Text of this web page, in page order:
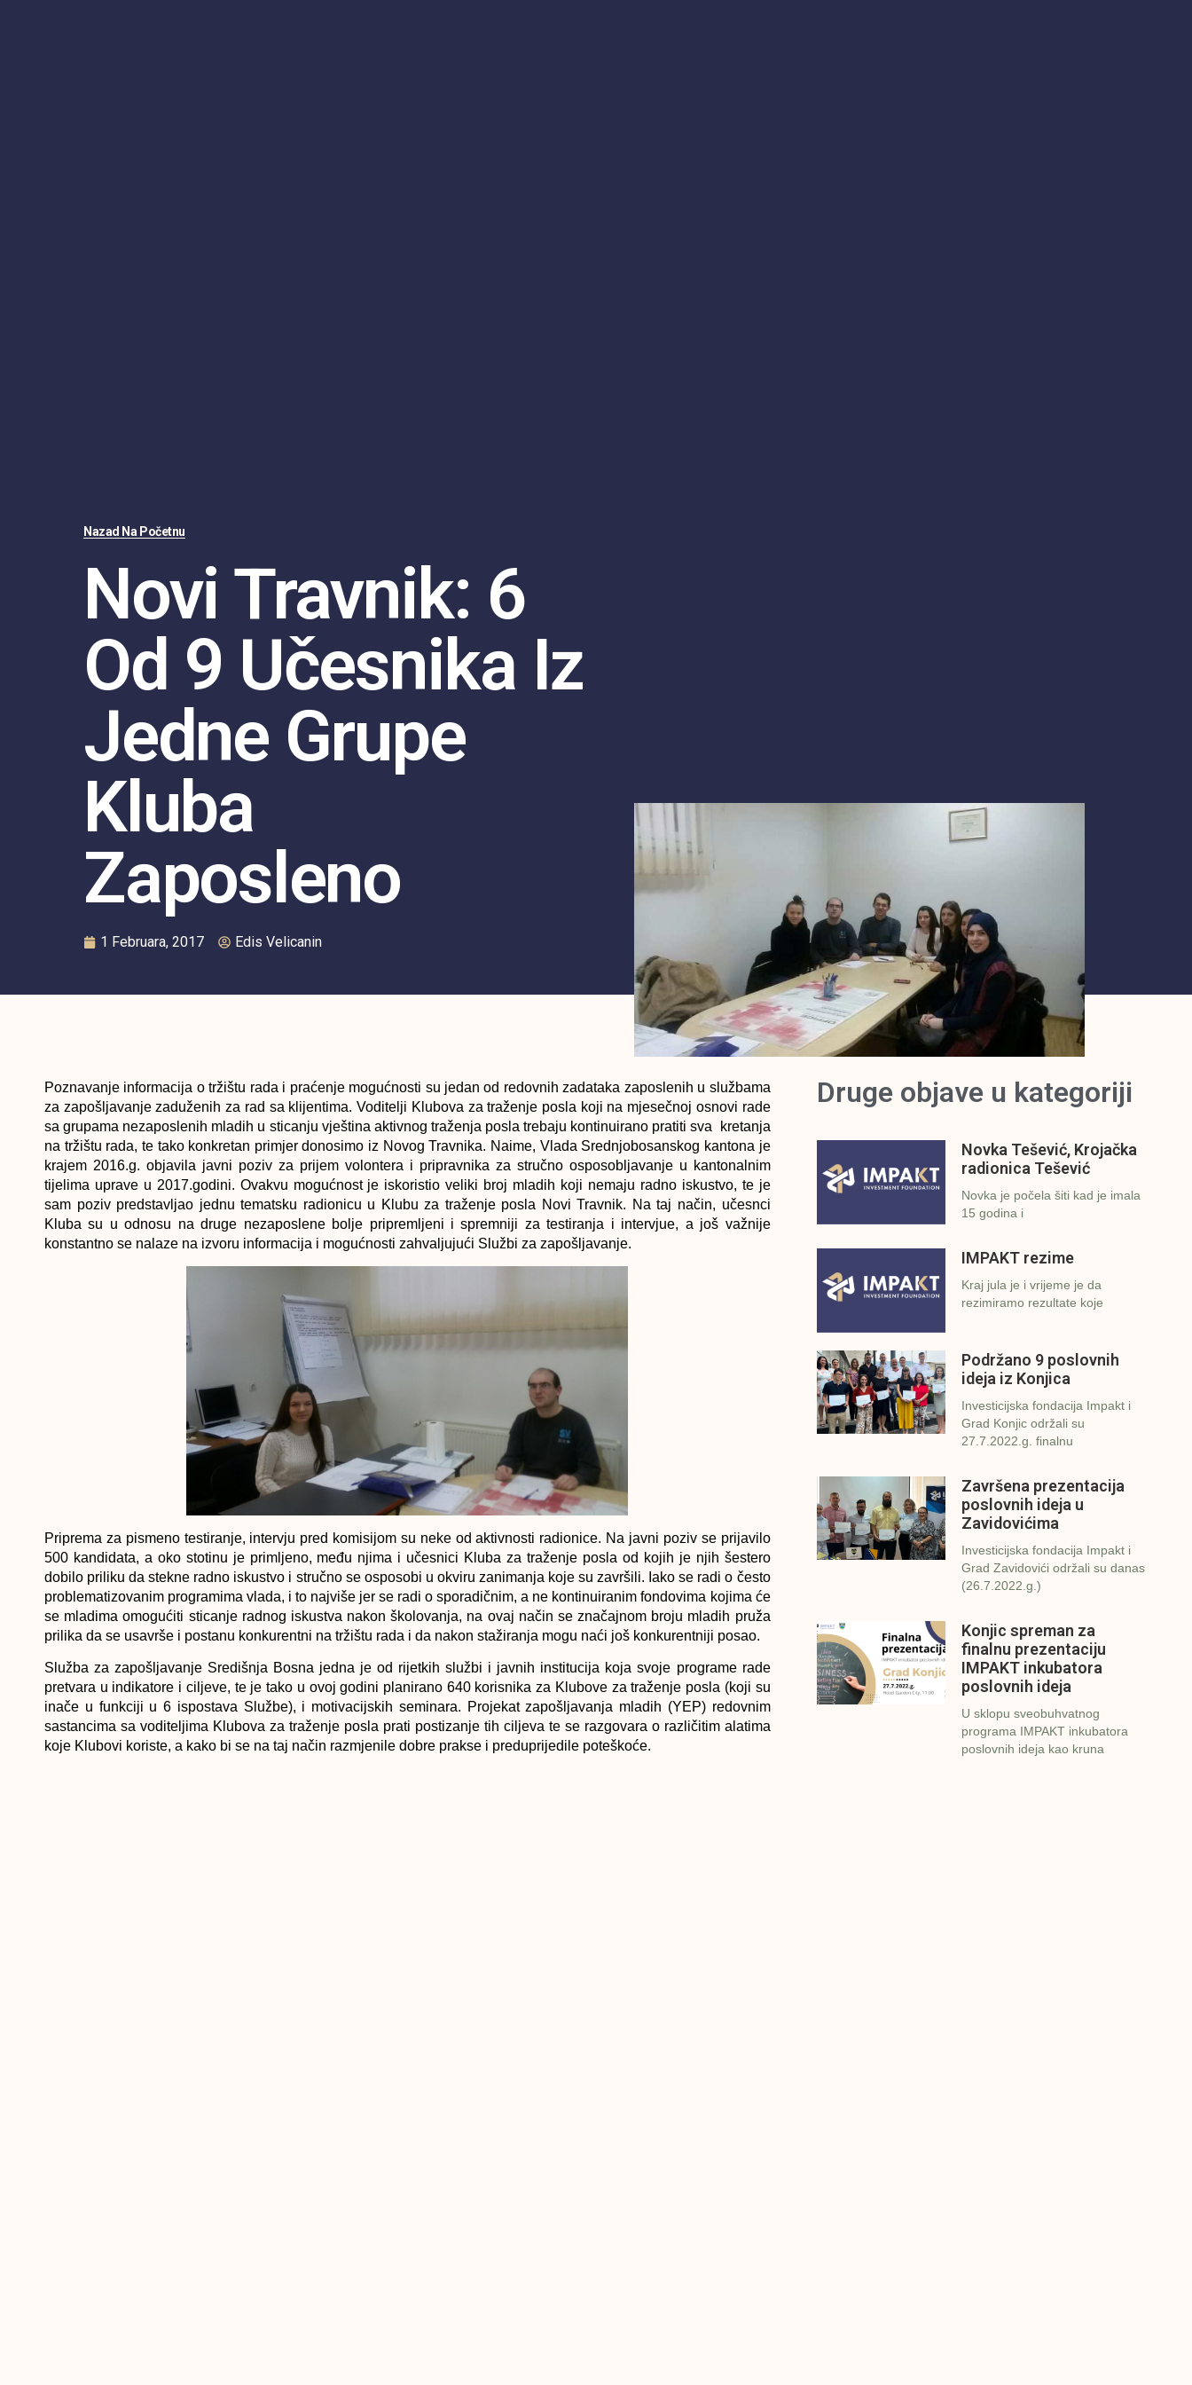
Nazad Na Početnu
Novi Travnik: 6
Od 9 Učesnika Iz
Jedne Grupe
Kluba
Zaposleno
1 Februara, 2017 Edis Velicanin
Poznavanje informacija o tržištu rada i praćenje mogućnosti su jedan od redovnih zadataka zaposlenih u službama
za zapošljavanje zaduženih za rad sa klijentima. Voditelji Klubova za traženje posla koji na mjesečnoj osnovi rade
sa grupama nezaposlenih mladih u sticanju vještina aktivnog traženja posla trebaju kontinuirano pratiti sva kretanja
na tržištu rada, te tako konkretan primjer donosimo iz Novog Travnika. Naime, Vlada Srednjobosanskog kantona je
krajem 2016.g. objavila javni poziv za prijem volontera i pripravnika za stručno osposobljavanje u kantonalnim
tijelima uprave u 2017.godini. Ovakvu mogućnost je iskoristio veliki broj mladih koji nemaju radno iskustvo, te je
sam poziv predstavljao jednu tematsku radionicu u Klubu za traženje posla Novi Travnik. Na taj način, učesnci
Kluba su u odnosu na druge nezaposlene bolje pripremljeni i spremniji za testiranja i intervjue, a još važnije
konstantno se nalaze na izvoru informacija i mogućnosti zahvaljujući Službi za zapošljavanje.
Priprema za pismeno testiranje, intervju pred komisijom su neke od aktivnosti radionice. Na javni poziv se prijavilo
500 kandidata, a oko stotinu je primljeno, među njima i učesnici Kluba za traženje posla od kojih je njih šestero
dobilo priliku da stekne radno iskustvo i stručno se osposobi u okviru zanimanja koje su završili. Iako se radi o često
problematizovanim programima vlada, i to najviše jer se radi o sporadičnim, a ne kontinuiranim fondovima kojima će
se mladima omogućiti sticanje radnog iskustva nakon školovanja, na ovaj način se značajnom broju mladih pruža
prilika da se usavrše i postanu konkurentni na tržištu rada i da nakon stažiranja mogu naći još konkurentniji posao.
Služba za zapošljavanje Središnja Bosna jedna je od rijetkih službi i javnih institucija koja svoje programe rade
pretvara u indikatore i ciljeve, te je tako u ovoj godini planirano 640 korisnika za Klubove za traženje posla (koji su
inače u funkciji u 6 ispostava Službe), i motivacijskih seminara. Projekat zapošljavanja mladih (YEP) redovnim
sastancima sa voditeljima Klubova za traženje posla prati postizanje tih ciljeva te se razgovara o različitim alatima
koje Klubovi koriste, a kako bi se na taj način razmjenile dobre prakse i preduprijedile poteškoće.
Druge objave u kategoriji
Novka Tešević, Krojačka
radionica Tešević
Novka je počela šiti kad je imala
15 godina i
IMPAKT rezime
Kraj jula je i vrijeme je da
rezimiramo rezultate koje
Podržano 9 poslovnih
ideja iz Konjica
Investicijska fondacija Impakt i
Grad Konjic održali su
27.7.2022.g. finalnu
Završena prezentacija
poslovnih ideja u
Zavidovićima
Investicijska fondacija Impakt i
Grad Zavidovići održali su danas
(26.7.2022.g.)
Konjic spreman za
finalnu prezentaciju
IMPAKT inkubatora
poslovnih ideja
U sklopu sveobuhvatnog
programa IMPAKT inkubatora
poslovnih ideja kao kruna